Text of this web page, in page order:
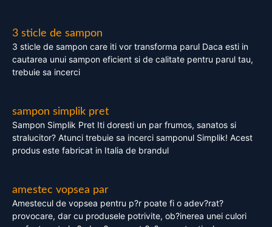
3 sticle de sampon
3 sticle de sampon care iti vor transforma parul Daca esti in
cautarea unui sampon eficient si de calitate pentru parul tau,
trebuie sa incerci
sampon simplik pret
Sampon Simplik Pret Iti doresti un par frumos, sanatos si
stralucitor? Atunci trebuie sa incerci samponul Simplik! Acest
produs este fabricat in Italia de brandul
amestec vopsea par
Amestecul de vopsea pentru p?r poate fi o adev?rat?
provocare, dar cu produsele potrivite, ob?inerea unei culori